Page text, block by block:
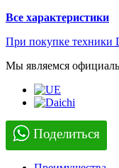
Все характеристики
При покупке техники
Мы являемся
Поделиться